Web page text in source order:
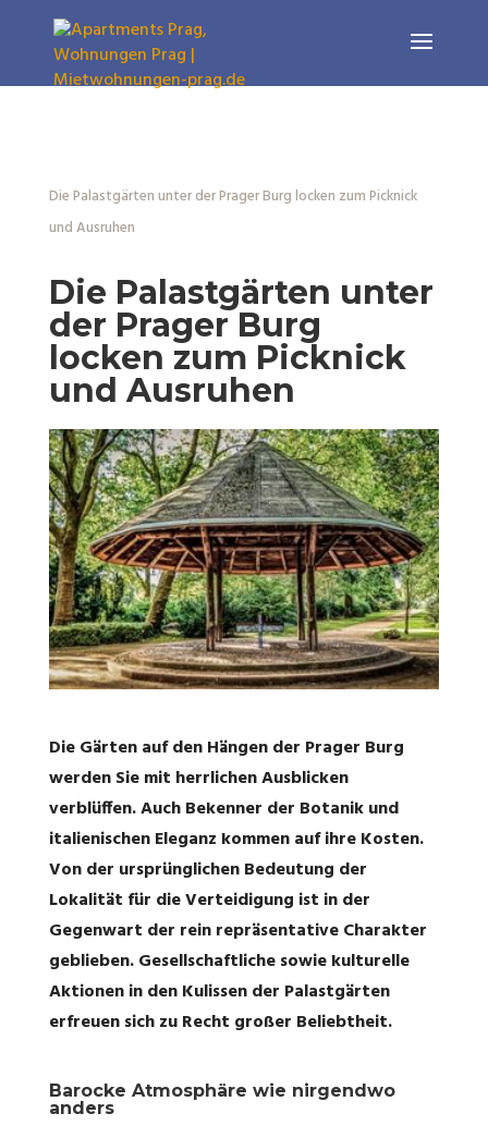
Die Palastgärten unter der Prager Burg locken zum Picknick
und Ausruhen
Die Palastgärten unter
der Prager Burg
locken zum Picknick
und Ausruhen
Die Gärten auf den Hängen der Prager Burg
werden Sie mit herrlichen Ausblicken
verblüffen. Auch Bekenner der Botanik und
italienischen Eleganz kommen auf ihre Kosten.
Von der ursprünglichen Bedeutung der
Lokalität für die Verteidigung ist in der
Gegenwart der rein repräsentative Charakter
geblieben. Gesellschaftliche sowie kulturelle
Aktionen in den Kulissen der Palastgärten
erfreuen sich zu Recht großer Beliebtheit.
Barocke Atmosphäre wie nirgendwo
anders